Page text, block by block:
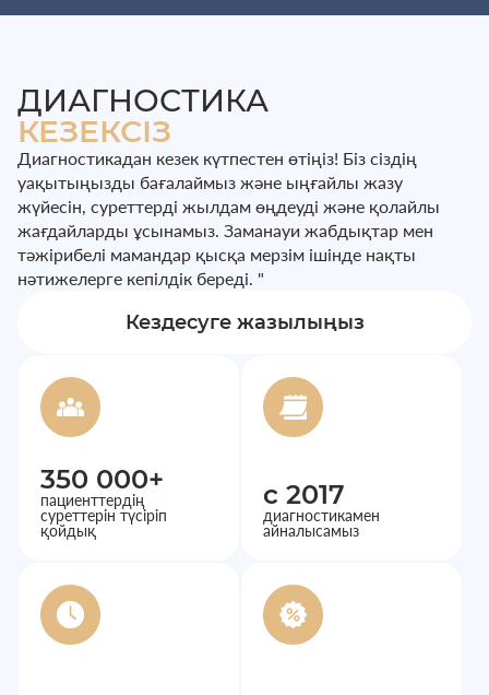
350 000+
пациенттердің
суреттерін түсіріп
қойдық
с 2017
диагностикамен
айналысамыз
ДИАГНОСТИКА
КЕЗЕКСІЗ
Диагностикадан кезек күтпестен өтіңіз! Біз сіздің
уақытыңызды бағалаймыз және ыңғайлы жазу
жүйесін, суреттерді жылдам өңдеуді және қолайлы
жағдайларды ұсынамыз. Заманауи жабдықтар мен
тәжірибелі мамандар қысқа мерзім ішінде нақты
нәтижелерге кепілдік береді. "
Кездесуге жазылыңыз